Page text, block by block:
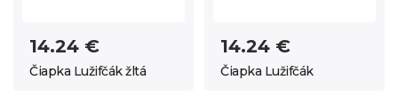
14.24 €
Čiapka Lužifčák žltá
14.24 €
Čiapka Lužifčák